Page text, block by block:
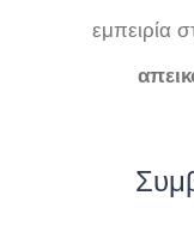
εμπειρία